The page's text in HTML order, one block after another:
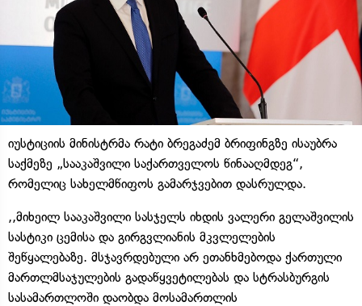
იუსტიციის მინისტრმა რატი ბრეგაძემ ბრიფინგზე ისაუბრა
საქმეზე „სააკაშვილი საქართველოს წინააღმდეგ“,
რომელიც სახელმწიფოს გამარჯვებით დასრულდა.
,,მიხეილ სააკაშვილი სასჯელს იხდის ვალერი გელაშვილის
სასტიკი ცემისა და გირგვლიანის მკვლელების
შეწყალებაზე. მსჯავრდებული არ ეთანხმებოდა ქართული
მართლმსაჯულების გადაწყვეტილებას და სტრასბურგის
სასამართლოში დაობდა მოსამართლის